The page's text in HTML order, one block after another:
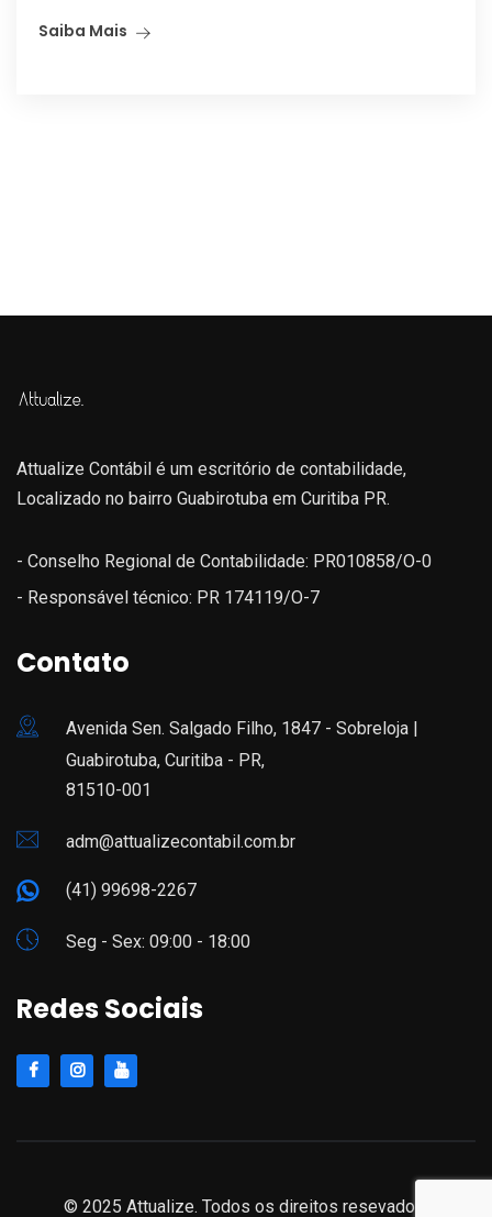
Saiba Mais
Attualize Contábil é um escritório de contabilidade,
Localizado no bairro Guabirotuba em Curitiba PR.
- Conselho Regional de Contabilidade: PR010858/O-0
- Responsável técnico: PR 174119/O-7
Contato
Avenida Sen. Salgado Filho, 1847 - Sobreloja |
Guabirotuba, Curitiba - PR,
81510-001
adm@attualizecontabil.com.br
(41) 99698-2267
Seg - Sex: 09:00 - 18:00
Redes Sociais
© 2025 Attualize. Todos os direitos resevados.